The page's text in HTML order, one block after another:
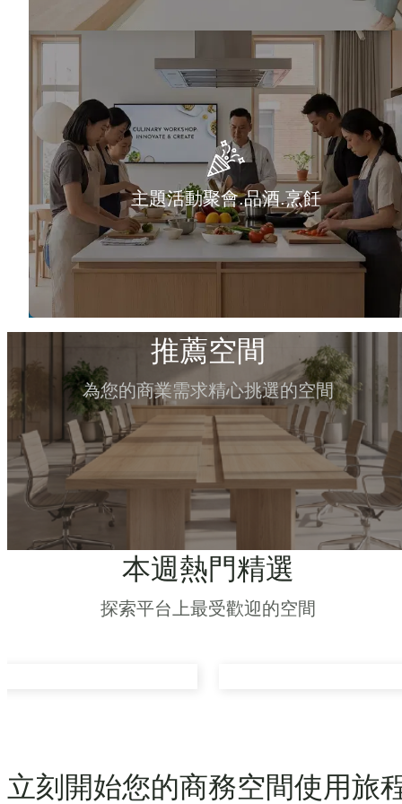
主題活動聚會.品酒.烹飪
推薦空間
為您的商業需求精心挑選的空間
本週熱門精選
探索平台上最受歡迎的空間
立刻開始您的商務空間使用旅